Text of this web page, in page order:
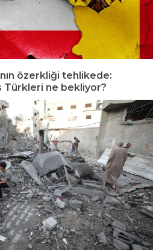
özerkliği tehlikede:
Türkleri ne bekliyor?